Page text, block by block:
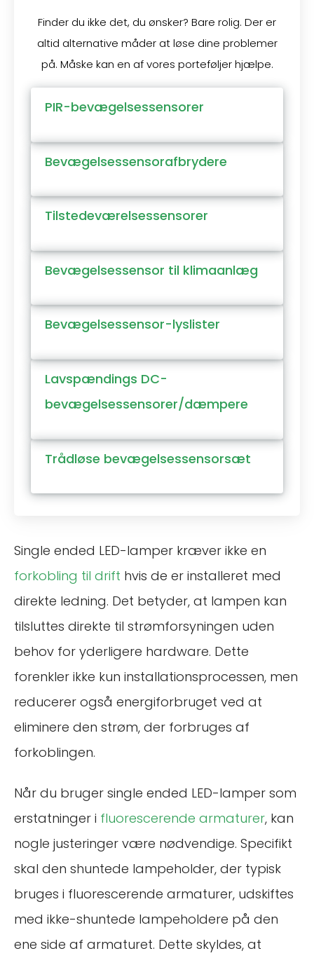
Finder du ikke det, du ønsker? Bare rolig. Der er
altid alternative måder at løse dine problemer
på. Måske kan en af vores porteføljer hjælpe.
PIR-bevægelsessensorer
Bevægelsessensorafbrydere
Tilstedeværelsessensorer
Bevægelsessensor til klimaanlæg
Bevægelsessensor-lyslister
Lavspændings DC-
bevægelsessensorer/dæmpere
Trådløse bevægelsessensorsæt
Single ended LED-lamper kræver ikke en
forkobling til drift hvis de er installeret med
direkte ledning. Det betyder, at lampen kan
tilsluttes direkte til strømforsyningen uden
behov for yderligere hardware. Dette
forenkler ikke kun installationsprocessen, men
reducerer også energiforbruget ved at
eliminere den strøm, der forbruges af
forkoblingen.
Når du bruger single ended LED-lamper som
erstatninger i fluorescerende armaturer, kan
nogle justeringer være nødvendige. Specifikt
skal den shuntede lampeholder, der typisk
bruges i fluorescerende armaturer, udskiftes
med ikke-shuntede lampeholdere på den
ene side af armaturet. Dette skyldes, at